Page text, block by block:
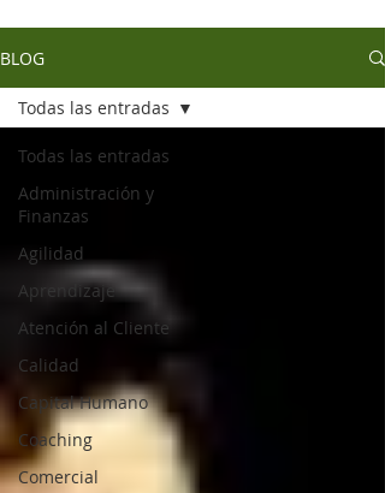
BLOG
Todas las entradas
Administración y
Finanzas
Agilidad
Aprendizaje
Atención al Cliente
Calidad
Capital Humano
Coaching
Comercial
Todas las entradas